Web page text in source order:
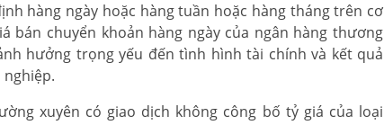
hàng ngày hoặc hàng tuần hoặc hàng tháng trên cơ
bán chuyển khoản hàng ngày của ngân hàng thương
hưởng trọng yếu đến tình hình tài chính và kết quả
xuyên có giao dịch không công bố tỷ giá của loại